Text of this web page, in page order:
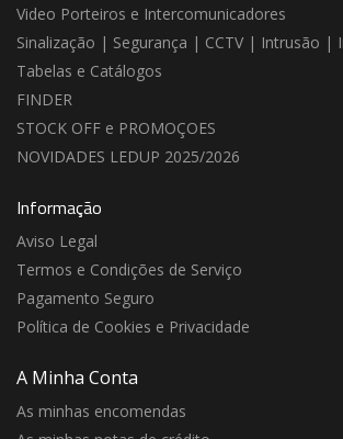
Video Porteiros e Intercomunicadores
Sinalização | Segurança | CCTV | Intrusão |
Tabelas e Catálogos
FINDER
STOCK OFF e PROMOÇOES
NOVIDADES LEDUP 2025/2026
Informação
Aviso Legal
Termos e Condições de Serviço
Pagamento Seguro
Política de Cookies e Privacidade
A Minha Conta
As minhas encomendas